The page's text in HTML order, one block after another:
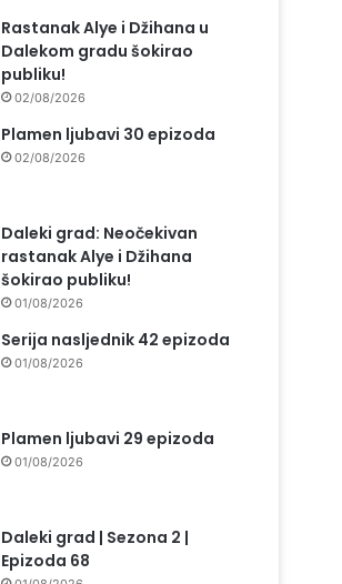
Rastanak Alye i Džihana u
Dalekom gradu šokirao
publiku!
02/08/2026
Plamen ljubavi 30 epizoda
02/08/2026
Daleki grad: Neočekivan
rastanak Alye i Džihana
šokirao publiku!
01/08/2026
Serija nasljednik 42 epizoda
01/08/2026
Plamen ljubavi 29 epizoda
01/08/2026
Daleki grad | Sezona 2 |
Epizoda 68